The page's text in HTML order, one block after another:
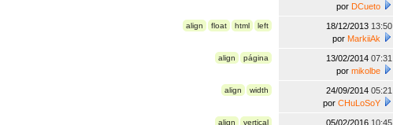
por DCueto
align float html left 18/12/2013 13:50
por MarkiiAk
align página 13/02/2014 07:31
por mikolbe
align width 24/09/2014 05:21
por CHuLoSoY
align vertical 05/02/2016 10:45